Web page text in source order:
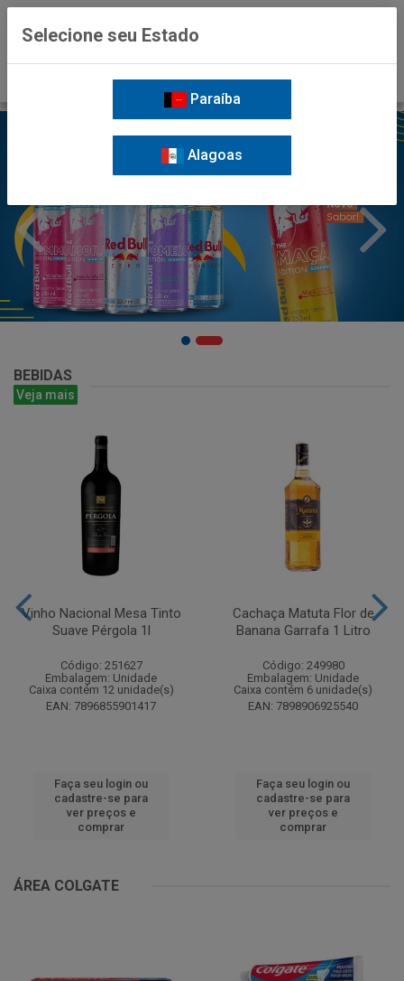
BEBIDAS
Veja mais
Vinho Nacional Mesa Tinto
Suave Pérgola 1l
Código: 251627
Embalagem: Unidade
Caixa contém 12 unidade(s)
EAN: 7896855901417
Faça seu login ou
cadastre-se para
ver preços e
comprar
Cachaça Matuta Flor de
Banana Garrafa 1 Litro
Código: 249980
Embalagem: Unidade
Caixa contém 6 unidade(s)
EAN: 7898906925540
Faça seu login ou
cadastre-se para
ver preços e
comprar
ÁREA COLGATE
Selecione seu Estado
Paraíba
Alagoas